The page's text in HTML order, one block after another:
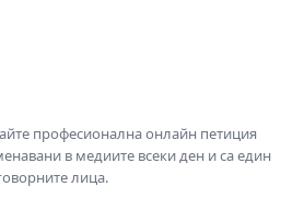
професионална онлайн петиция
в медиите всеки ден и са един
лица.